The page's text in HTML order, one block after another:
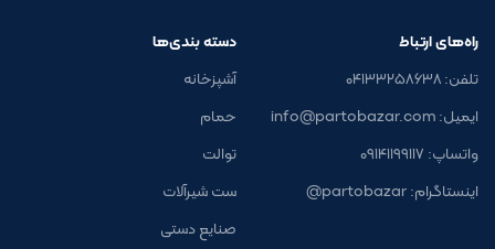
راه‌های ارتباط
تلفن: ۰۴۱۳۳۲۵۸۶۳۸
ایمیل: info@partobazar.com
واتساپ: ۰۹۱۴۱۱۹۹۱۱۷
اینستاگرام: partobazar@
دسته بندی‌ها
آشپزخانه
حمام
توالت
ست شیرآلات
صنایع دستی